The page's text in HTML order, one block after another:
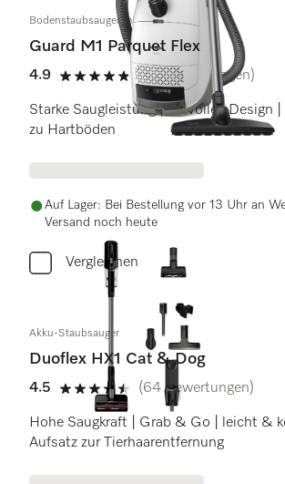
Bodenstaubsauger mit Beutel
Guard M1 Parquet Flex
4.9
4.9 Sterne von 5
(40 Bewertungen)
Starke Saugleistung | stilvolles Design |
zu Hartböden
Auf Lager: Bei Bestellung vor 13 Uhr an
Versand noch heute
Vergleichen
Akku-Staubsauger
Duoflex HX1 Cat & Dog
4.5
4.5 Sterne von 5
(64 Bewertungen)
Hohe Saugkraft | Grab & Go | leicht & kompakt |
Aufsatz zur Tierhaarentfernung